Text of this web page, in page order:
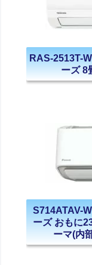
RAS-2513T-
ーズ 8
S714ATAV-
ーズ おもに
ーマ(内